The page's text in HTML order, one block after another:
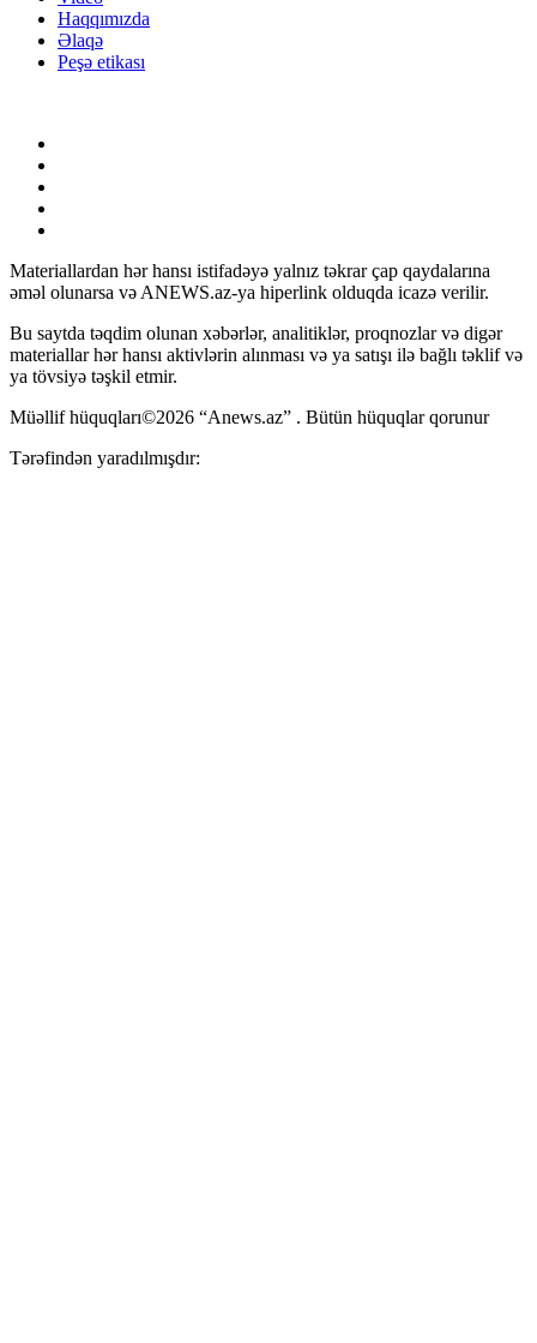
Haqqımızda
Əlaqə
Peşə etikası
Materiallardan hər hansı istifadəyə yalnız təkrar çap qaydalarına
əməl olunarsa və ANEWS.az-ya hiperlink olduqda icazə verilir.
Bu saytda təqdim olunan xəbərlər, analitiklər, proqnozlar və digər
materiallar hər hansı aktivlərin alınması və ya satışı ilə bağlı təklif və
ya tövsiyə təşkil etmir.
Müəllif hüquqları©2026 “Anews.az” . Bütün hüquqlar qorunur
Tərəfindən yaradılmışdır: